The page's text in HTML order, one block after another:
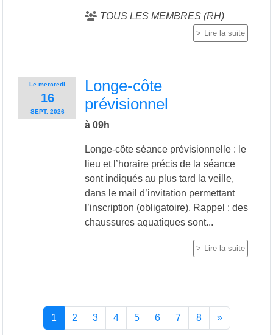
TOUS LES MEMBRES (RH)
Lire la suite
Lemercredi
16
SEPT. 2026
Longe-côte
prévisionnel
à 09h
Longe-côte séance prévisionnelle : le
lieu et l’horaire précis de la séance
sont indiqués au plus tard la veille,
dans le mail d’invitation permettant
l’inscription (obligatoire). Rappel : des
chaussures aquatiques sont...
Lire la suite
1 2 3 4 5 6 7 8 »